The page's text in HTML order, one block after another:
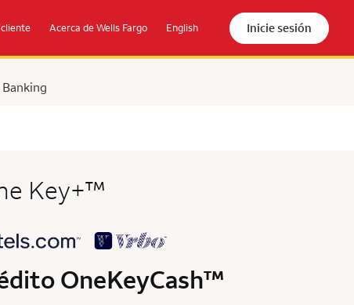
Acerca de Wells Fargo English Inicie sesión
Key+trademark
™
OneKeyCashtrademark
™